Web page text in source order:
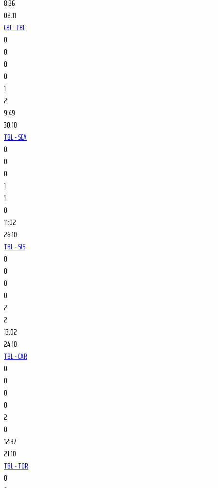
8:36
02.11
CBJ - TBL
0
0
0
0
1
2
9:49
30.10
TBL - SEA
0
0
0
1
1
0
11:02
26.10
TBL - SJS
0
0
0
0
2
2
13:02
24.10
TBL - CAR
0
0
0
0
2
0
12:37
21.10
TBL - TOR
0